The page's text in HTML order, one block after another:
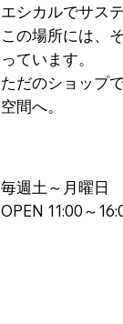
エシカルでサス
この場所には、
っています。
ただのショップ
空間へ。
毎週土～月曜日
​OPEN 11:00～